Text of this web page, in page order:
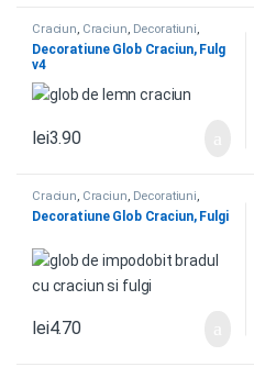
Craciun, Craciun, Decoratiuni,
Globuri
Globuri
Decoratiune Glob Craciun, Fulg
v4
lei3.90
Craciun, Craciun, Decoratiuni,
Globuri
Globuri
Decoratiune Glob Craciun, Fulgi
lei4.70